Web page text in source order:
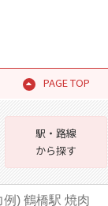
PAGE TOP
駅・路線
から探す